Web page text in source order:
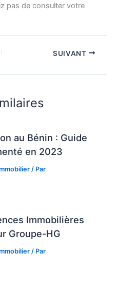
pas de consulter votre
SUIVANT
au Bénin : Guide
en 2023
/ Par
Immobilières
Groupe-HG
/ Par